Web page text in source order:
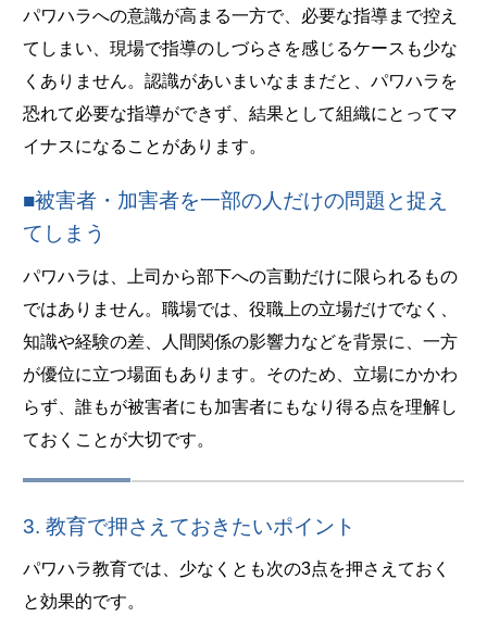
パワハラへの意識が高まる一方で、必要な指導まで控え
てしまい、現場で指導のしづらさを感じるケースも少な
くありません。認識があいまいなままだと、パワハラを
恐れて必要な指導ができず、結果として組織にとってマ
イナスになることがあります。
■被害者・加害者を一部の人だけの問題と捉え
てしまう
パワハラは、上司から部下への言動だけに限られるもの
ではありません。職場では、役職上の立場だけでなく、
知識や経験の差、人間関係の影響力などを背景に、一方
が優位に立つ場面もあります。そのため、立場にかかわ
らず、誰もが被害者にも加害者にもなり得る点を理解し
ておくことが大切です。
3. 教育で押さえておきたいポイント
パワハラ教育では、少なくとも次の3点を押さえておく
と効果的です。